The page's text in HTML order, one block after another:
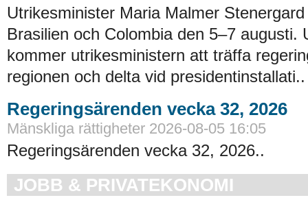
Utrikesminister Maria Malmer
Brasilien och Colombia den 5–7 augusti.
kommer utrikesministern att träffa
regionen och delta vid presidentinstallati..
Regeringsärenden vecka 32, 2026
Mänskliga rättigheter 2026-08-05 16:05
Regeringsärenden vecka 32, 2026..
JOBB & PRIVATEKONOMI